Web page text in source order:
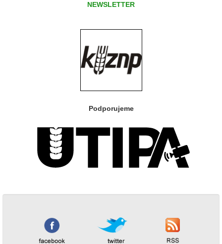
NEWSLETTER
Podporujeme